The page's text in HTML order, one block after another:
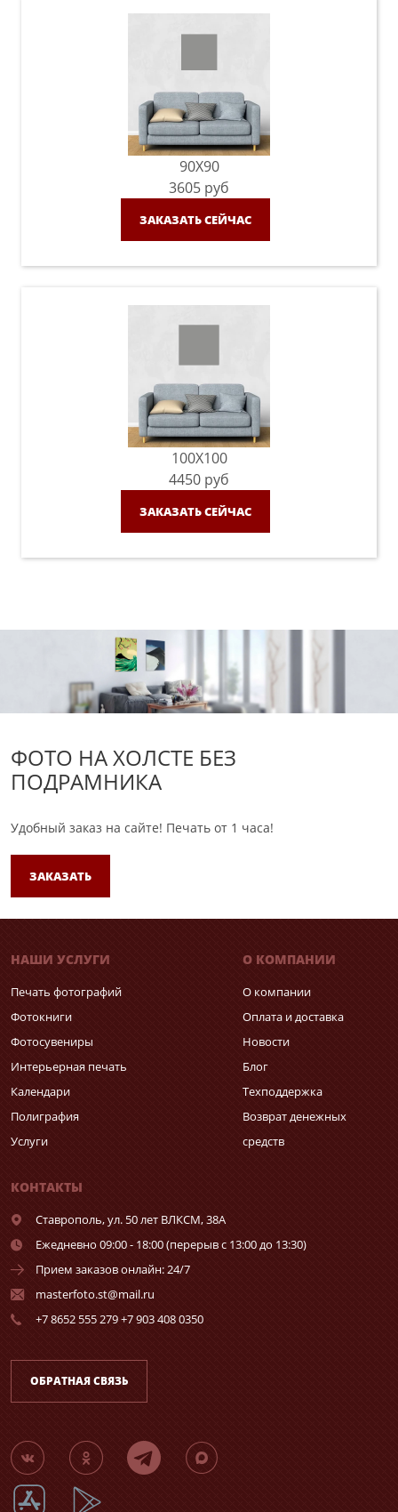
90X90
3605 руб
ЗАКАЗАТЬ СЕЙЧАС
100X100
4450 руб
ЗАКАЗАТЬ СЕЙЧАС
ФОТО НА ХОЛСТЕ БЕЗ
ПОДРАМНИКА
Удобный заказ на сайте! Печать от 1 часа!
ЗАКАЗАТЬ
НАШИ УСЛУГИ
Печать фотографий
Фотокниги
Фотосувениры
Интерьерная печать
Календари
Полиграфия
Услуги
О КОМПАНИИ
О компании
Оплата и доставка
Новости
Блог
Техподдержка
Возврат денежных
средств
КОНТАКТЫ
Ставрополь,ул. 50 лет ВЛКСМ, 38А
Ежедневно 09:00 - 18:00 (перерыв с 13:00 до 13:30)
Прием заказов онлайн: 24/7
masterfoto.st@mail.ru
+7 8652 555 279 +7 903 408 0350
ОБРАТНАЯ СВЯЗЬ